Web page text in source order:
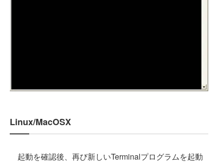
Linux/MacOSX
起動を確認後、再び新しいTerminalプログラムを起動